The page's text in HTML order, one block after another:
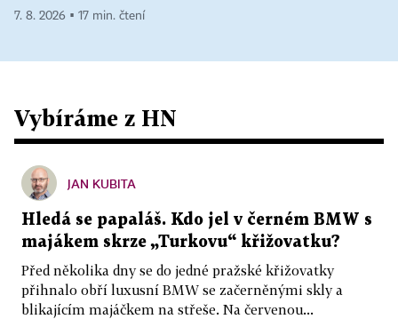
7. 8. 2026 ▪ 17 min. čtení
Vybíráme z HN
JAN KUBITA
Hledá se papaláš. Kdo jel v černém BMW s
majákem skrze „Turkovu“ křižovatku?
Před několika dny se do jedné pražské křižovatky
přihnalo obří luxusní BMW se začerněnými skly a
blikajícím majáčkem na střeše. Na červenou...